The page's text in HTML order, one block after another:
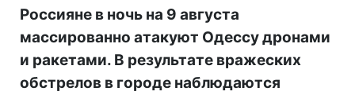
Россияне в ночь на 9 августа
массированно атакуют Одессу дронами
и ракетами. В результате вражеских
обстрелов в городе наблюдаются